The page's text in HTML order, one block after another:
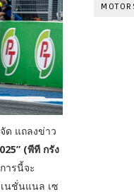
ด แถลงข่าว
(พีที กรัง
ารนี้จะ
นชั่นแนล เซ